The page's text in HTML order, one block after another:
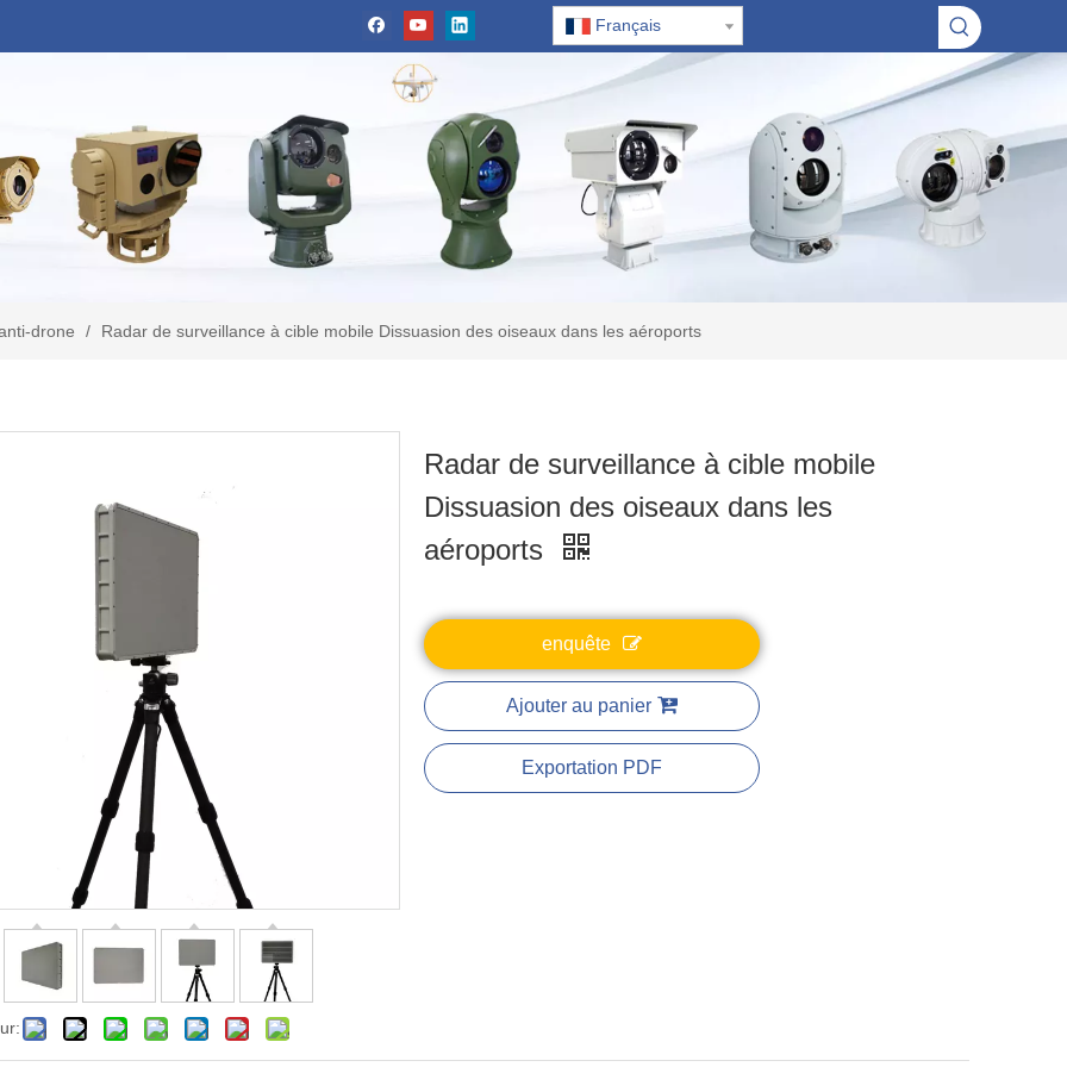
Français
drone / Radar de surveillance à cible mobile Dissuasion des oiseaux dans les aéroports
Radar de surveillance à cible mobile
Dissuasion des oiseaux dans les
aéroports
enquête
Ajouter au panier
Exportation PDF